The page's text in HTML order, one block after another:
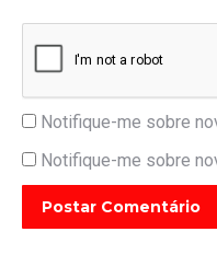
Notifique-me sobre
Notifique-me sobre
Postar Comentário